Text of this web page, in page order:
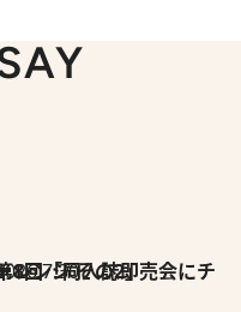
回「同人誌即売会にチャレンジ その2」